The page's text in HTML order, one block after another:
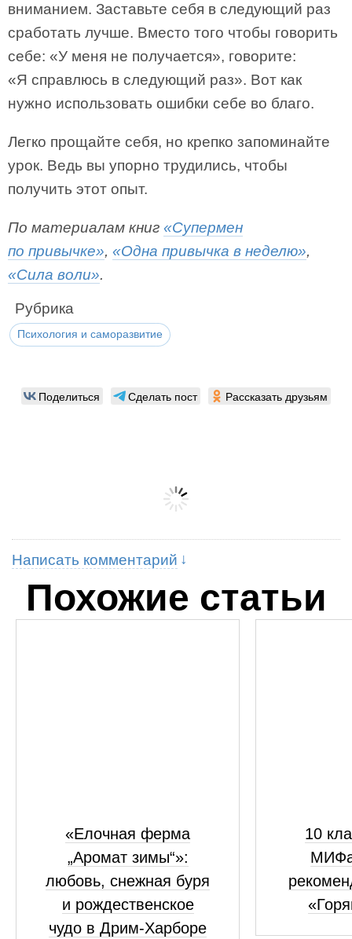
вниманием. Заставьте себя в следующий раз
сработать лучше. Вместо того чтобы говорить
себе: «У меня не получается», говорите:
«Я справлюсь в следующий раз». Вот как
нужно использовать ошибки себе во благо.
Легко прощайте себя, но крепко запоминайте
урок. Ведь вы упорно трудились, чтобы
получить этот опыт.
По материалам книг «Супермен
по привычке», «Одна привычка в неделю»,
«Сила воли».
Рубрика
Психология и саморазвитие
Поделиться Сделать пост Рассказать друзьям
Написать комментарий
Похожие статьи
«Елочная ферма
„Аромат зимы“»:
любовь, снежная буря
и рождественское
чудо в Дрим-Харборе
10